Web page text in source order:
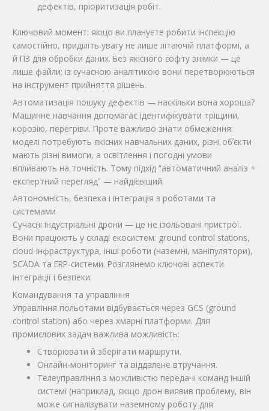
дефектів, пріоритизація робіт.
Ключовий момент: якщо ви плануєте робити інспекцію
самостійно, приділіть увагу не лише літаючій платформі, а
й ПЗ для обробки даних. Без якісного софту знімки — це
лише файли; із сучасною аналітикою вони перетворюються
на інструмент прийняття рішень.
Автоматизація пошуку дефектів — наскільки вона хороша?
Машинне навчання допомагає ідентифікувати тріщини,
корозію, перегріви. Проте важливо знати обмеження:
моделі потребують якісних навчальних даних, різні обʼєкти
мають різні вимоги, а освітлення і погодні умови
впливають на точність. Тому підхід “автоматичний аналіз +
експертний перегляд” — найдієвіший.
Автономність, безпека і інтеграція з роботами та
системами
Сучасні індустріальні дрони — це не ізольовані пристрої.
Вони працюють у складі екосистем: ground control stations,
cloud-інфраструктура, інші роботи (наземні, маніпулятори),
SCADA та ERP-системи. Розглянемо ключові аспекти
інтеграції і безпеки.
Командування та управління
Управління польотами відбувається через GCS (ground
control station) або через хмарні платформи. Для
промислових задач важлива можливість:
Створювати й зберігати маршрути.
Онлайн-моніторинг та віддалене втручання.
Телеуправління з можливістю передачі команд іншій
системі (наприклад, якщо дрон виявив проблему, він
може сигналізувати наземному роботу для